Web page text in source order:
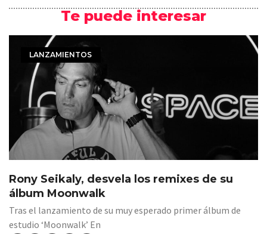
Te puede interesar
LANZAMIENTOS
Rony Seikaly, desvela los remixes de su
álbum Moonwalk
Tras el lanzamiento de su muy esperado primer álbum de
estudio ‘Moonwalk’ En